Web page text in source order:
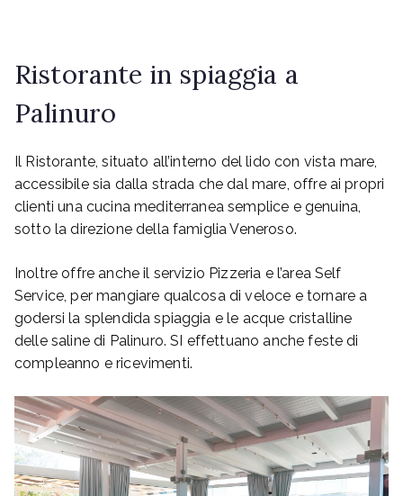
Ristorante in spiaggia a
Palinuro
Il Ristorante, situato all’interno del lido con vista mare,
accessibile sia dalla strada che dal mare, offre ai propri
clienti una cucina mediterranea semplice e genuina,
sotto la direzione della famiglia Veneroso.
Inoltre offre anche il servizio Pizzeria e l’area Self
Service, per mangiare qualcosa di veloce e tornare a
godersi la splendida spiaggia e le acque cristalline
delle saline di Palinuro. SI effettuano anche feste di
compleanno e ricevimenti.